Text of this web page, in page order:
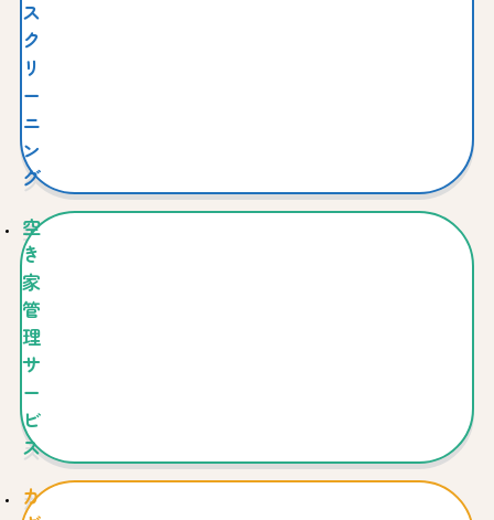
ス
ク
リ
ー
ニ
ン
グ
空
き
家
管
理
サ
ー
ビ
ス
カ